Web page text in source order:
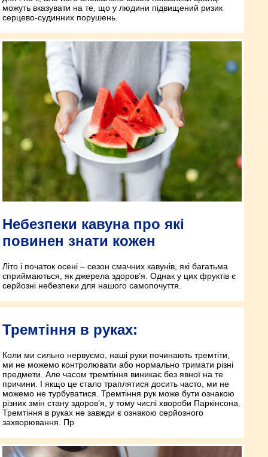
можуть вказувати на те, що у людини підвищений ризик
серцево-судинних порушень.
Небезпеки кавуна про які
повинен знати кожен
Літо і початок осені – сезон смачних кавунів, які багатьма
сприймаються, як джерела здоров’я. Однак у цих фруктів є
серйозні небезпеки для нашого самопочуття.
Тремтіння в руках:
Коли ми сильно нервуємо, наші руки починають тремтіти,
ми не можемо контролювати або нормально тримати різні
предмети. Але часом тремтіння виникає без явної на те
причини. І якщо це стало траплятися досить часто, ми не
можемо не турбуватися. Тремтіння рук може бути ознакою
різних змін стану здоров’я, у тому числі хвороби Паркінсона.
Тремтіння в руках не завжди є ознакою серйозного
захворювання. Пр